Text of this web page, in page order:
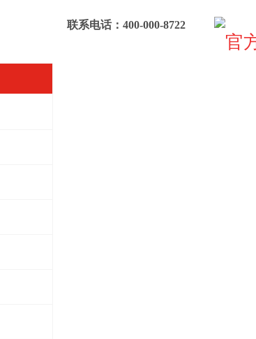
联系电话：400-000-8722